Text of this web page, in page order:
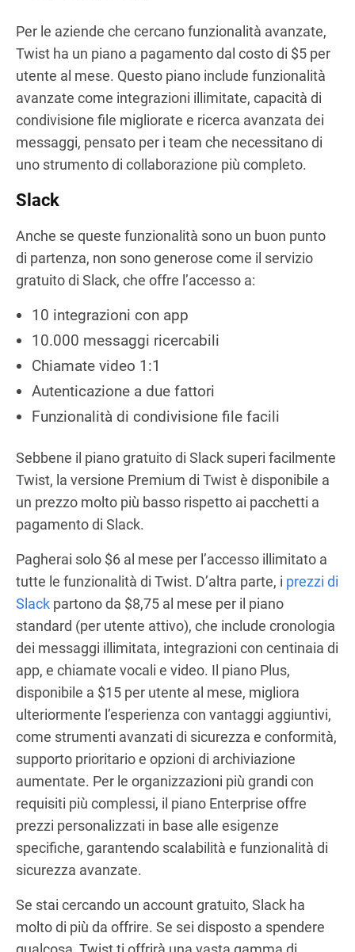
Per le aziende che cercano funzionalità avanzate,
Twist ha un piano a pagamento dal costo di $5 per
utente al mese. Questo piano include funzionalità
avanzate come integrazioni illimitate, capacità di
condivisione file migliorate e ricerca avanzata dei
messaggi, pensato per i team che necessitano di
uno strumento di collaborazione più completo.
Slack
Anche se queste funzionalità sono un buon punto
di partenza, non sono generose come il servizio
gratuito di Slack, che offre l’accesso a:
10 integrazioni con app
10.000 messaggi ricercabili
Chiamate video 1:1
Autenticazione a due fattori
Funzionalità di condivisione file facili
Sebbene il piano gratuito di Slack superi facilmente
Twist, la versione Premium di Twist è disponibile a
un prezzo molto più basso rispetto ai pacchetti a
pagamento di Slack.
Pagherai solo $6 al mese per l’accesso illimitato a
tutte le funzionalità di Twist. D’altra parte, i prezzi di
Slack partono da $8,75 al mese per il piano
standard (per utente attivo), che include cronologia
dei messaggi illimitata, integrazioni con centinaia di
app, e chiamate vocali e video. Il piano Plus,
disponibile a $15 per utente al mese, migliora
ulteriormente l’esperienza con vantaggi aggiuntivi,
come strumenti avanzati di sicurezza e conformità,
supporto prioritario e opzioni di archiviazione
aumentate. Per le organizzazioni più grandi con
requisiti più complessi, il piano Enterprise offre
prezzi personalizzati in base alle esigenze
specifiche, garantendo scalabilità e funzionalità di
sicurezza avanzate.
Se stai cercando un account gratuito, Slack ha
molto di più da offrire. Se sei disposto a spendere